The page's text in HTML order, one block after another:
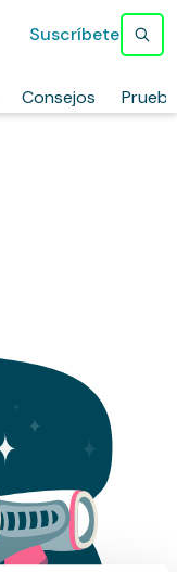
Consejos
Suscríbete